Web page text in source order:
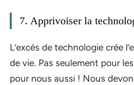
7. Apprivoiser la
L’excès de technologie crée
de vie. Pas seulement pour
pour nous aussi ! Nous